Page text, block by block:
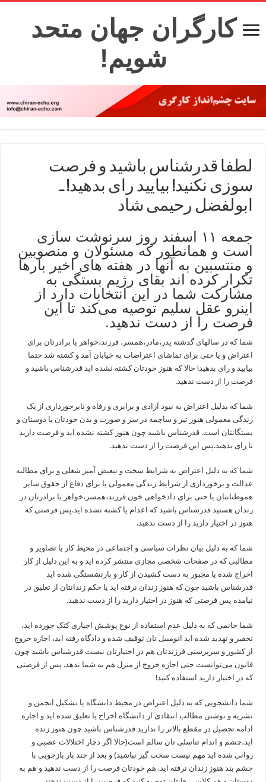
کارگران جهان متحد
شویم!
لطفا قدرشناس باشید و فرصت
سوزی نکنید! بیایید رای بدهید! ـ
ابولفضل رحیمی شاد
جمعه ۱۱ اسفند روز سرنوشت سازی
است و همانطور که مسئولان و منصوبین
و منتسبین به آنها در هفته های اخیر بارها
تکرار کرده اند بقای رژیم بستگی به
مشارکت شما در این انتخابات دارد از
اینرو عقل سلیم توصیه می‌کند تا این
فرصت را از دست ندهید.
شما که در سالهای گذشته پدر،مادر،همسر، فرزند،خواهر یا برادرتان برای
اعتراض و یا حتی برای تماشای اعتراضات به خیابان آمد و کشته شد حتما
بیایید و رای بدهید! حالا که هنوز خودتان کشته نشده اید قدرشناس باشید و
فرصت را از دست ندهید‌.
شما که بدلیل اعتراض به نبود آزادی و برابری و رفاه و نابرخورداری از یک
زندگی معمولی هنوز تیر و ساچمه در سر و صورت و بدن خودتان یا دوستان و
بستگانتان است. قدرشناس باشید چون هنوز کشته نشده اید و فرصت دارید
تا رای بدهید.پس این فرصت را از دست ندهید.
شما که به دلیل اعتراض به شرایط سخت و تبعیض آمیز شغلی و برای مطالبه
عدالت و برخورداری از شرایط زندگی معمولی یا برای دفاع از حقوق سایر
هموطنانتان یا حتی برای دادخواهی خون فرزند،همسر،خواهر یا برادرتان در
زندان هستید قدرشناس باشید که اعدام یا کشته نشده اید.پس فرصتی که
هنوز در اختیار دارید را از دست ندهید.
شما که به دلیل بیان نظرات سیاسی و اجتماعی در محیط کار یا تصاویر و
مطالبی که در صفحات شخصی مجازی منتشر کرده اید و به این دلیل از کار
اخراج شده یا مجبور به دست کشیدن از کار و بازنشستگی شده اید
قدرشناس باشید چون که هنوز زندان نرفته اید یا حکم زندانتان از تعلیق در
نیامده پس فرصتی که هنوز در اختیار دارید را از دست ندهید.
شما خانمی که به دلیل عدم استفاده از نوع پوشش اجباری کتک خورده اید،
تحقیر و تهدید شده اید اتومبیل تان توقیف شده و دادگاه رفته اید، اجازه خروج
از کشور و سرپرستی فرزندتان هم در اختیارتان نیست قدرشناس باشید چون
قانون می‌توانست حتی اجازه خروج از منزل هم به شما ندهد. پس از فرصتی
که در اختیار دارید استفاده کنید!
شما دانشجویی که به دلیل اعتراض در محیط دانشگاه یا تشکیل انجمن و
نشریه و نوشتن مطالب انتقادی از دانشگاه اخراج یا تعلیق شده اید و اجازه
ادامه تحصیل در مقطع بالاتر را ندارید قدرشناس باشید چون هنوز زنده
اید،چشم و اندام تناسلی تان سالم است(حالا اگر دچار اختلالات عصبی و
روانی شده اید مهم نیست سخت گیر نباشید) و بعد از چند بار بازجویی با
چشم بند هنوز زندان نرفته اید. هم خودتان فرصت را از دست ندهید و هم به